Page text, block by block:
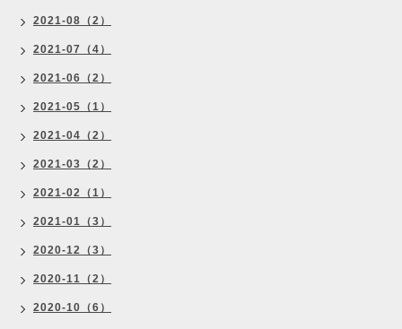
2021-08（2）
2021-07（4）
2021-06（2）
2021-05（1）
2021-04（2）
2021-03（2）
2021-02（1）
2021-01（3）
2020-12（3）
2020-11（2）
2020-10（6）